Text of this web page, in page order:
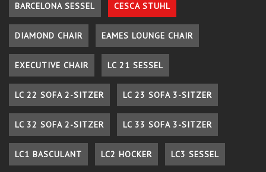
BARCELONA SESSEL CESCA STUHL
DIAMOND CHAIR EAMES LOUNGE CHAIR
EXECUTIVE CHAIR LC 21 SESSEL
LC 22 SOFA 2-SITZER LC 23 SOFA 3-SITZER
LC 32 SOFA 2-SITZER LC 33 SOFA 3-SITZER
LC1 BASCULANT LC2 HOCKER LC3 SESSEL